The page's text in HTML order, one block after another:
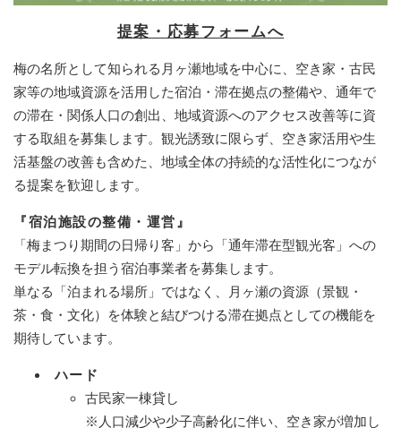
提案・応募フォームへ
梅の名所として知られる月ヶ瀬地域を中心に、空き家・古民
家等の地域資源を活用した宿泊・滞在拠点の整備や、通年で
の滞在・関係人口の創出、地域資源へのアクセス改善等に資
する取組を募集します。観光誘致に限らず、空き家活用や生
活基盤の改善も含めた、地域全体の持続的な活性化につなが
る提案を歓迎します。​
『宿泊施設の整備・運営』
「梅まつり期間の日帰り客」から「通年滞在型観光客」への
モデル転換を担う宿泊事業者を募集します。
単なる「泊まれる場所」ではなく、月ヶ瀬の資源（景観・
茶・食・文化）を体験と結びつける滞在拠点としての機能を
期待しています。
ハード
古民家一棟貸し
※人口減少や少子高齢化に伴い、空き家が増加し